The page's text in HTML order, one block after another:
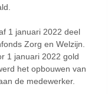
1 januari 2022 deel
Zorg en Welzijn.
1 januari 2022 gold
het opbouwen van
de medewerker.